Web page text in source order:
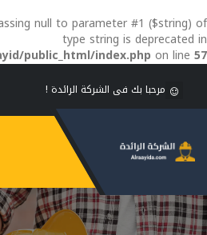
null to parameter #1 ($string) of
type string is deprecated in
public_html/index.php on line 57
مرحبا بك فى الشركة الرائدة !